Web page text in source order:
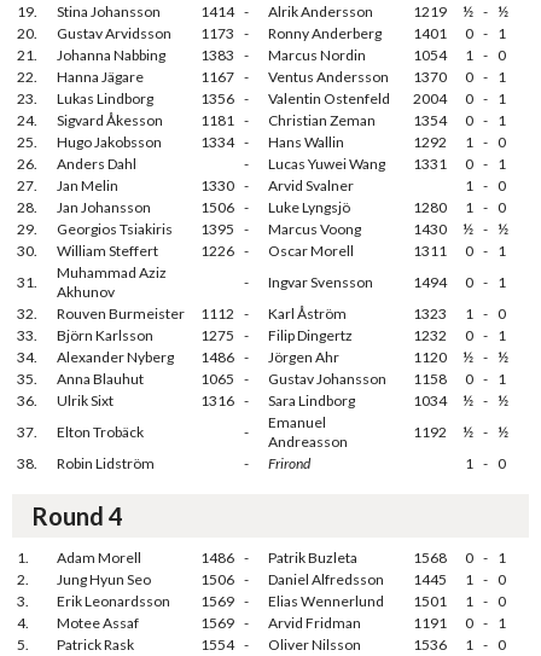
19.
Stina Johansson 1414 - Alrik Andersson 1219 ½ - ½
20.
Gustav Arvidsson 1173 - Ronny Anderberg 1401 0 - 1
21.
Johanna Nabbing 1383 - Marcus Nordin 1054 1 - 0
22.
Hanna Jägare 1167 - Ventus Andersson 1370 0 - 1
23.
Lukas Lindborg 1356 - Valentin Ostenfeld 2004 0 - 1
24.
Sigvard Åkesson 1181 - Christian Zeman 1354 0 - 1
25.
Hugo Jakobsson 1334 - Hans Wallin 1292 1 - 0
26.
Anders Dahl - Lucas Yuwei Wang 1331 0 - 1
27.
Jan Melin 1330 - Arvid Svalner 1 - 0
28.
Jan Johansson 1506 - Luke Lyngsjö 1280 1 - 0
29.
Georgios Tsiakiris 1395 - Marcus Voong 1430 ½ - ½
30.
William Steffert 1226 - Oscar Morell 1311 0 - 1
31.
Muhammad Aziz
Akhunov
- Ingvar Svensson 1494 0 - 1
32.
Rouven Burmeister 1112 - Karl Åström 1323 1 - 0
33.
Björn Karlsson 1275 - Filip Dingertz 1232 0 - 1
34.
Alexander Nyberg 1486 - Jörgen Ahr 1120 ½ - ½
35.
Anna Blauhut 1065 - Gustav Johansson 1158 0 - 1
36.
Ulrik Sixt 1316 - Sara Lindborg 1034 ½ - ½
37.
Elton Trobäck -
Emanuel
Andreasson
1192 ½ - ½
38.
Robin Lidström - Frirond 1 - 0
Round 4
1. Adam Morell 1486 - Patrik Buzleta 1568 0 - 1
2.
Jung Hyun Seo 1506 - Daniel Alfredsson 1445 1 - 0
3.
Erik Leonardsson 1569 - Elias Wennerlund 1501 1 - 0
4.
Motee Assaf 1569 - Arvid Fridman 1191 0 - 1
5.
Patrick Rask 1554 - Oliver Nilsson 1536 1 - 0